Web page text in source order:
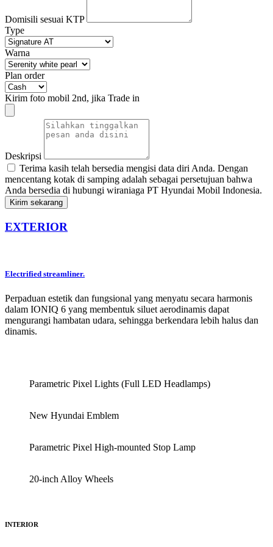
Domisili sesuai KTP
Type
Warna
Plan order
Kirim foto mobil 2nd, jika Trade in
Deskripsi
Terima kasih telah bersedia mengisi data diri Anda. Dengan
mencentang kotak di samping adalah sebagai persetujuan bahwa
Anda bersedia di hubungi wiraniaga PT Hyundai Mobil Indonesia.
Kirim sekarang
EXTERIOR
Electrified streamliner.
Perpaduan estetik dan fungsional yang menyatu secara harmonis
dalam IONIQ 6 yang membentuk siluet aerodinamis dapat
mengurangi hambatan udara, sehingga berkendara lebih halus dan
dinamis.
Parametric Pixel Lights (Full LED Headlamps)
New Hyundai Emblem
Parametric Pixel High-mounted Stop Lamp
20-inch Alloy Wheels
INTERIOR